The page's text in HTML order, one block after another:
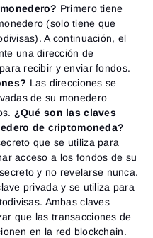
Primero tiene
(solo tiene que
A continuación, el
una dirección de
recibir y enviar fondos.
Las direcciones se
de su monedero
¿Qué son las claves
de criptomoneda?
que se utiliza para
acceso a los fondos de su
y no revelarse nunca.
privada y se utiliza para
Ambas claves
que las transacciones de
en la red blockchain.